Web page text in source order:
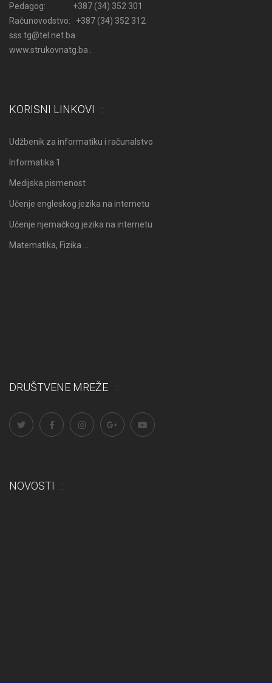
Pedagog: +387 (34) 352 301
Računovodstvo: +387 (34) 352 312
sss.tg@tel.net.ba
www.strukovnatg.ba .
KORISNI LINKOVI
Udžbenik za informatiku i računalstvo
Informatika 1
Medijska pismenost
Učenje engleskog jezika na internetu
Učenje njemačkog jezika na internetu
Matematika, Fizika …
DRUŠTVENE MREŽE
NOVOSTI